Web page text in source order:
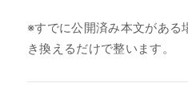
※すでに公開済み本文がある
き換えるだけで整います。